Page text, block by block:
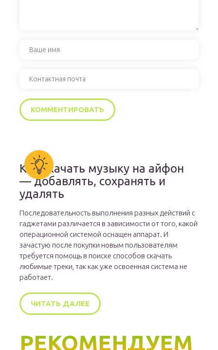
Как скачать музыку на айфон
— добавлять, сохранять и
удалять
Последовательность выполнения разных действий с
гаджетами различается в зависимости от того, какой
операционной системой оснащен аппарат. И
зачастую после покупки новым пользователям
требуется помощь в поиске способов скачать
любимые треки, так как уже освоенная система не
работает.
ЧИТАТЬ ДАЛЕЕ
РЕКОМЕНДУЕМ